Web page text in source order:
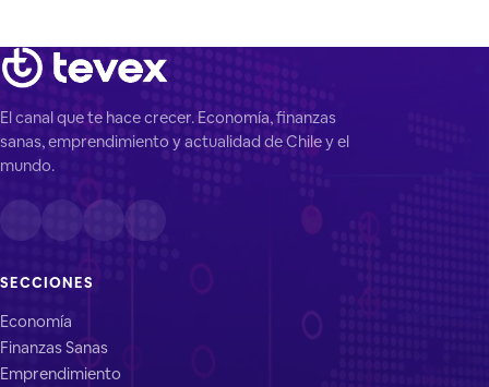
El canal que te hace crecer. Economía, finanzas
sanas, emprendimiento y actualidad de Chile y el
mundo.
SECCIONES
Economía
Finanzas Sanas
Emprendimiento